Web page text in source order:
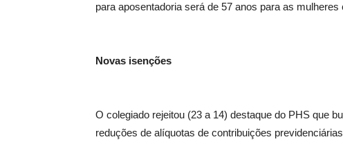
para aposentadoria será de 57 anos para as
Novas isenções
O colegiado rejeitou (23 a 14) destaque do PHS que
reduções de alíquotas de contribuições